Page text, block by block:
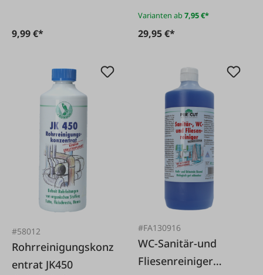
9,99 €*
Varianten ab7,95 €*
29,95 €*
#58012
Rohrreinigungskonz
entrat JK450
#FA130916
WC-Sanitär-und
Fliesenreiniger